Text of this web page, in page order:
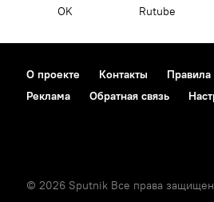
OK Rutube
О проекте Контакты Правила
Реклама
Обратная связь
© 2026 Sputnik Все права